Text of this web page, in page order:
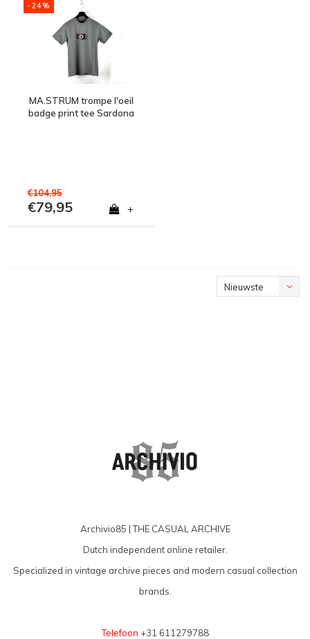
-24%
MA.STRUM trompe l'oeil
badge print tee Sardona
€104,95
€79,95 +
Nieuwste
Archivio85 | THE CASUAL ARCHIVE
Dutch independent online retailer.
Specialized in vintage archive pieces and modern casual collection
brands.
Telefoon +31 611279788